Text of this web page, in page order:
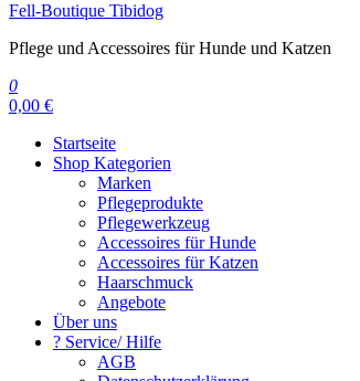
Fell-Boutique Tibidog
Pflege und Accessoires für Hunde und Katzen
0
0,00 €
Startseite
Shop Kategorien
Marken
Pflegeprodukte
Pflegewerkzeug
Accessoires für Hunde
Accessoires für Katzen
Haarschmuck
Angebote
Über uns
? Service/ Hilfe
AGB